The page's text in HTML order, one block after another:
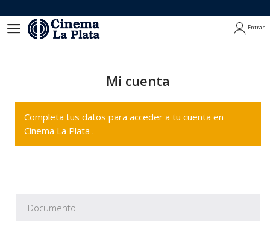
Entrar
Mi cuenta
Completa tus datos para acceder a tu cuenta en
Cinema La Plata .